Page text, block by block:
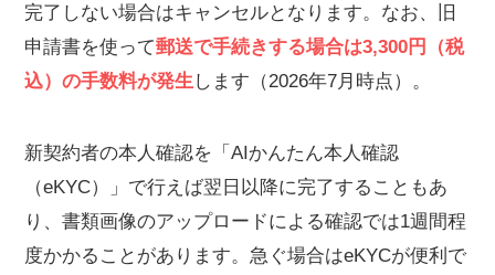
完了しない場合はキャンセルとなります。なお、旧
申請書を使って郵送で手続きする場合は3,300円（税
込）の手数料が発生します（2026年7月時点）。
新契約者の本人確認を「AIかんたん本人確認
（eKYC）」で行えば翌日以降に完了することもあ
り、書類画像のアップロードによる確認では1週間程
度かかることがあります。急ぐ場合はeKYCが便利で